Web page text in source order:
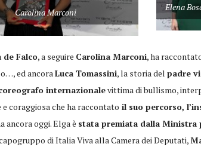
Elena
Carolina Marconi
de Falco, a seguire Carolina Marconi, ha
ed ancoraLuca Tomassini, la storia delpadre
internazionalevittima di bullismo,
e coraggiosa che ha raccontato il suo percorso,
ancora oggi. Elga è stata premiata dalla Ministra
di Italia Viva alla Camera dei Deputati,